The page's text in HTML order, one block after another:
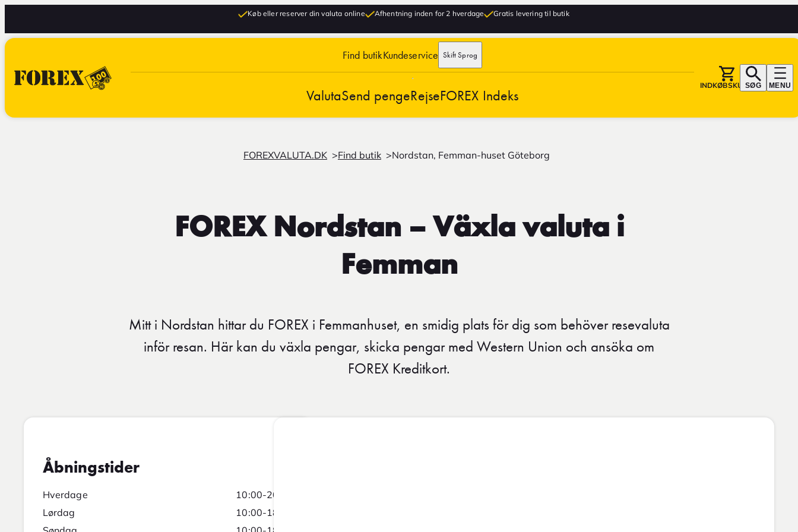
Køb eller reserver din valuta online Afhentning inden for 2 hverdage Gratis levering til butik
Find butikKundeservice Skift Sprog
ValutaSend pengeRejseFOREX Indeks
INDKØBSKURVSØG MENU
FOREXVALUTA.DK Find butik Nordstan, Femman-huset Göteborg
FOREX Nordstan – Växla valuta i
Femman
Mitt i Nordstan hittar du FOREX i Femmanhuset, en smidig plats för dig som behöver resevaluta
inför resan. Här kan du växla pengar, skicka pengar med Western Union och ansöka om
FOREX Kreditkort.
Åbningstider
Hverdage
10:00-20:00
Lørdag
10:00-18:00